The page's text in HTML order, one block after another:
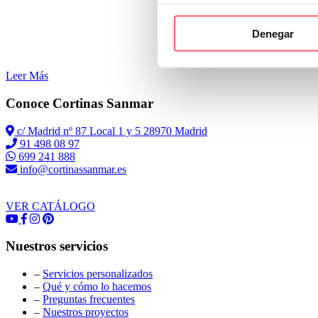
Denegar
Leer Más
Conoce Cortinas Sanmar
c/ Madrid nº 87 Local 1 y 5 28970 Madrid
91 498 08 97
699 241 888
info@cortinassanmar.es
VER CATÁLOGO
Nuestros servicios
– Servicios personalizados
– Qué y cómo lo hacemos
– Preguntas frecuentes
– Nuestros proyectos